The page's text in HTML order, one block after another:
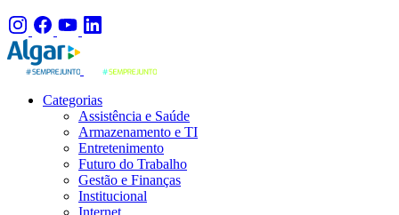
Categorias
Assistência e Saúde
Armazenamento e TI
Entretenimento
Futuro do Trabalho
Gestão e Finanças
Institucional
Internet